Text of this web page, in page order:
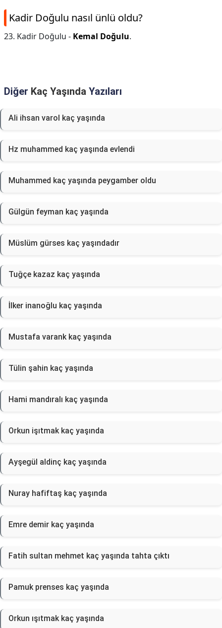
Kadir Doğulu nasıl ünlü oldu?
23. Kadir Doğulu - Kemal Doğulu.
Diğer Kaç Yaşında Yazıları
Ali ihsan varol kaç yaşında
Hz muhammed kaç yaşında evlendi
Muhammed kaç yaşında peygamber oldu
Gülgün feyman kaç yaşında
Müslüm gürses kaç yaşındadır
Tuğçe kazaz kaç yaşında
İlker inanoğlu kaç yaşında
Mustafa varank kaç yaşında
Tülin şahin kaç yaşında
Hami mandıralı kaç yaşında
Orkun işıtmak kaç yaşında
Ayşegül aldinç kaç yaşında
Nuray hafiftaş kaç yaşında
Emre demir kaç yaşında
Fatih sultan mehmet kaç yaşında tahta çıktı
Pamuk prenses kaç yaşında
Orkun ışıtmak kaç yaşında